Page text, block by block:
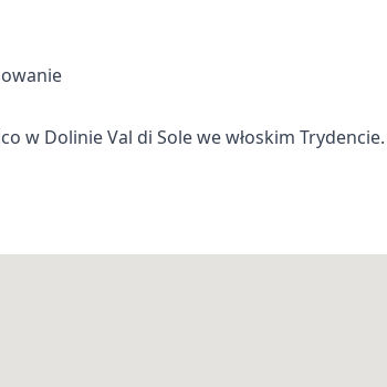
w Dolinie Val di Sole we włoskim